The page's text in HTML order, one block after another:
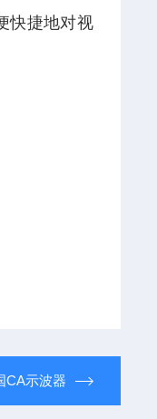
快捷地对视
CA示波器